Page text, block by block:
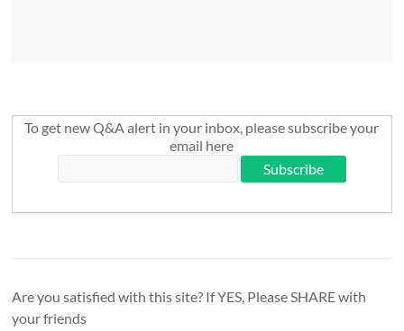
To get new Q&A alert in your inbox, please subscribe your
email here
Are you satisfied with this site? If YES, Please SHARE with
your friends